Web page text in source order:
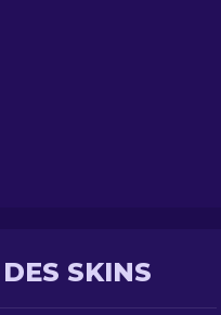
SKINS